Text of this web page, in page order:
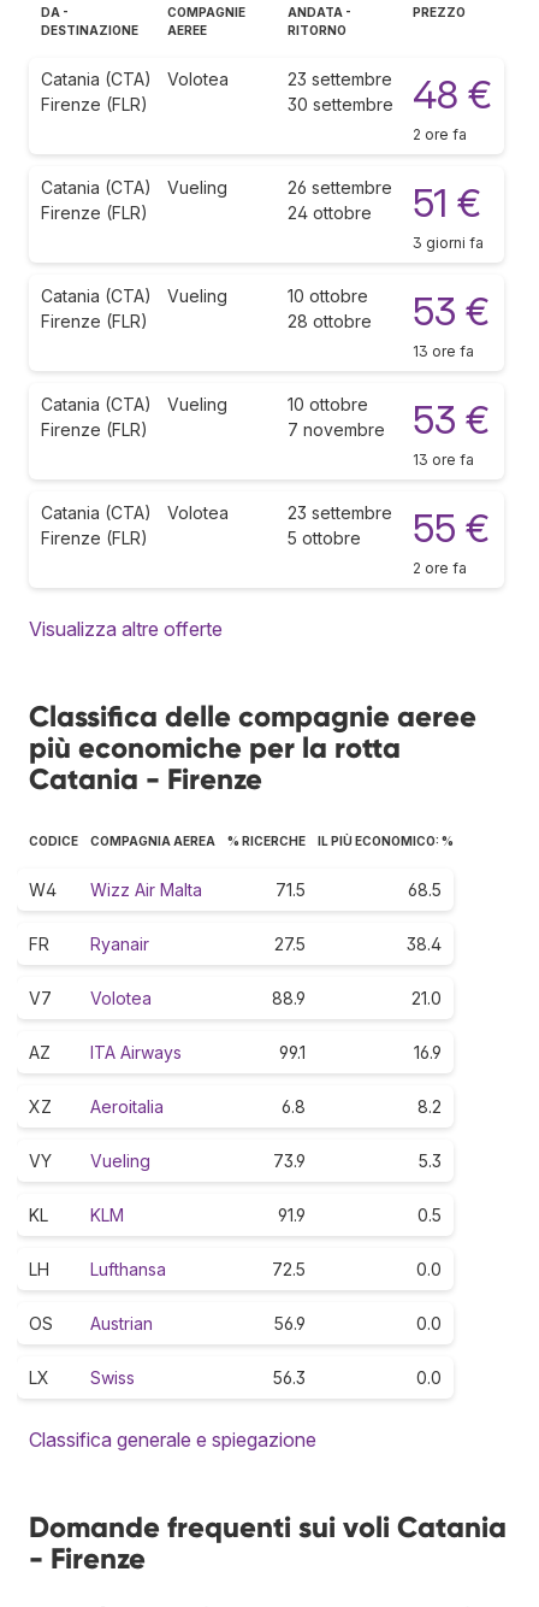
DA -
DESTINAZIONE
COMPAGNIE
AEREE
ANDATA -
RITORNO
PREZZO
Catania (CTA)
Firenze (FLR)
Volotea
23 settembre
30 settembre
48 €
2 ore fa
Catania (CTA)
Firenze (FLR)
Vueling
26 settembre
24 ottobre
51 €
3 giorni fa
Catania (CTA)
Firenze (FLR)
Vueling
10 ottobre
28 ottobre
53 €
13 ore fa
Catania (CTA)
Firenze (FLR)
Vueling
10 ottobre
7 novembre
53 €
13 ore fa
Catania (CTA)
Firenze (FLR)
Volotea
23 settembre
5 ottobre
55 €
2 ore fa
Visualizza altre offerte
Classifica delle compagnie aeree
più economiche per la rotta
Catania - Firenze
CODICE COMPAGNIA AEREA % RICERCHE IL PIÙ ECONOMICO: %
W4 Wizz Air Malta 71.5 68.5
FR Ryanair 27.5 38.4
V7 Volotea 88.9 21.0
AZ ITA Airways 99.1 16.9
XZ Aeroitalia 6.8 8.2
VY Vueling 73.9 5.3
KL KLM 91.9 0.5
LH Lufthansa 72.5 0.0
OS Austrian 56.9 0.0
LX Swiss 56.3 0.0
Classifica generale e spiegazione
Domande frequenti sui voli Catania
- Firenze